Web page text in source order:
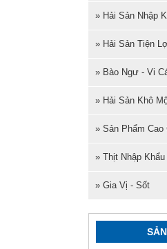
» Hải Sản Nhập
» Hải Sản Tiện
» Bào Ngư - Vi
» Hải Sản Khô
» Sản Phẩm Cao
» Thịt Nhập Khẩu
» Gia Vị - Sốt